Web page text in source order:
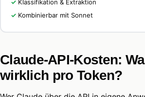
Klassifikation & Extraktion
Kombinierbar mit Sonnet
Claude-API-Kosten:
wirklich pro Token?